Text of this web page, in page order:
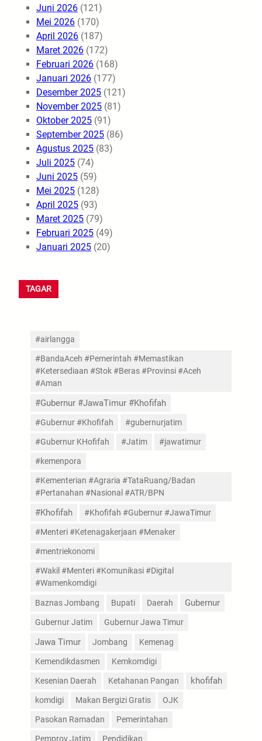
Juni 2026 (121)
Mei 2026 (170)
April 2026 (187)
Maret 2026 (172)
Februari 2026 (168)
Januari 2026 (177)
Desember 2025 (121)
November 2025 (81)
Oktober 2025 (91)
September 2025 (86)
Agustus 2025 (83)
Juli 2025 (74)
Juni 2025 (59)
Mei 2025 (128)
April 2025 (93)
Maret 2025 (79)
Februari 2025 (49)
Januari 2025 (20)
TAGAR
#airlangga
#BandaAceh #Pemerintah #Memastikan
#Ketersediaan #Stok #Beras #Provinsi #Aceh
#Aman
#Gubernur #JawaTimur #Khofifah
#Gubernur #Khofifah #gubernurjatim
#Gubernur KHofifah #Jatim #jawatimur
#kemenpora
#Kementerian #Agraria #TataRuang/Badan
#Pertanahan #Nasional #ATR/BPN
#Khofifah #Khofifah #Gubernur #JawaTimur
#Menteri #Ketenagakerjaan #Menaker
#mentriekonomi
#Wakil #Menteri #Komunikasi #Digital
#Wamenkomdigi
Baznas Jombang Bupati Daerah Gubernur
Gubernur Jatim Gubernur Jawa Timur
Jawa Timur Jombang Kemenag
Kemendikdasmen Kemkomdigi
Kesenian Daerah Ketahanan Pangan khofifah
komdigi Makan Bergizi Gratis OJK
Pasokan Ramadan Pemerintahan
Pemprov Jatim Pendidikan